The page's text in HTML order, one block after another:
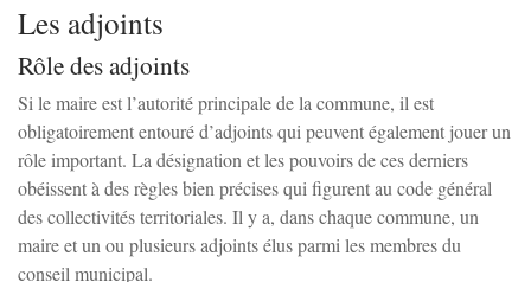
Les adjoints
Rôle des adjoints
Si le maire est l’autorité principale de la commune, il est
obligatoirement entouré d’adjoints qui peuvent également jouer un
rôle important. La désignation et les pouvoirs de ces derniers
obéissent à des règles bien précises qui figurent au code général
des collectivités territoriales. Il y a, dans chaque commune, un
maire et un ou plusieurs adjoints élus parmi les membres du
conseil municipal.